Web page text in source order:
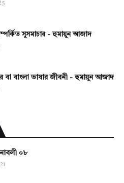
সুসমাচার - হুমায়ুন আজাদ
বাংলা ভাষার জীবনী - হুমায়ুন আজাদ
০৮